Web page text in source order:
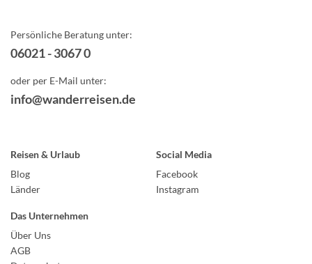
Persönliche Beratung unter:
06021 - 3067 0
oder per E-Mail unter:
info@wanderreisen.de
Reisen & Urlaub
Blog
Länder
Social Media
Facebook
Instagram
Das Unternehmen
Über Uns
AGB